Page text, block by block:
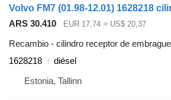
ARS 30.410 EUR 17,74 ≈ US$ 20,37
Recambio - cilindro receptor de embrague
1628218
diésel
Estonia, Tallinn